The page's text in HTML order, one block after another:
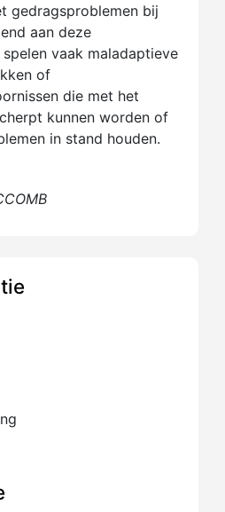
gedragsproblemen bij
aan deze
vaak maladaptieve
of
die met het
kunnen worden of
in stand houden.